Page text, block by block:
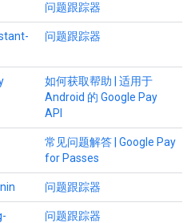
问题跟踪器
问题跟踪器
如何获取帮助 | 适用于
Android 的 Google Pay
API
常见问题解答 | Google Pay
for Passes
问题跟踪器
问题跟踪器